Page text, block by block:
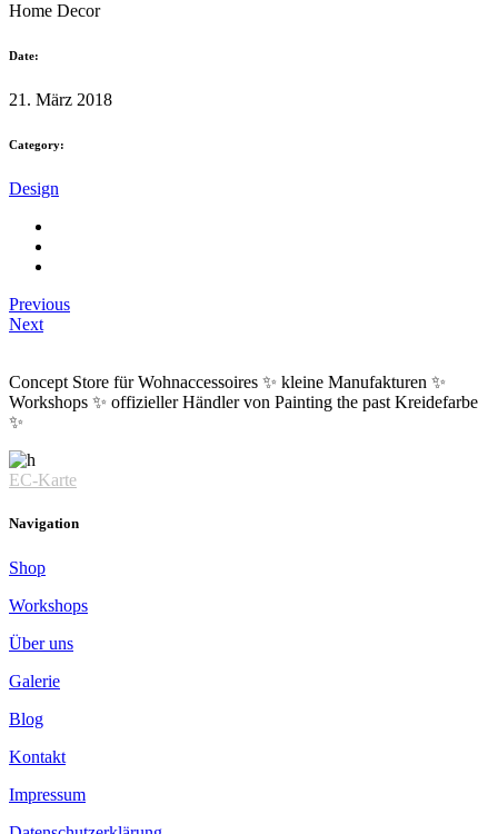
Home Decor
Date:
21. März 2018
Category:
Design
Previous
Next
Concept Store für Wohnaccessoires ✨ kleine Manufakturen ✨
Workshops ✨ offizieller Händler von Painting the past Kreidefarbe
✨
EC-Karte
Navigation
Shop
Workshops
Über uns
Galerie
Blog
Kontakt
Impressum